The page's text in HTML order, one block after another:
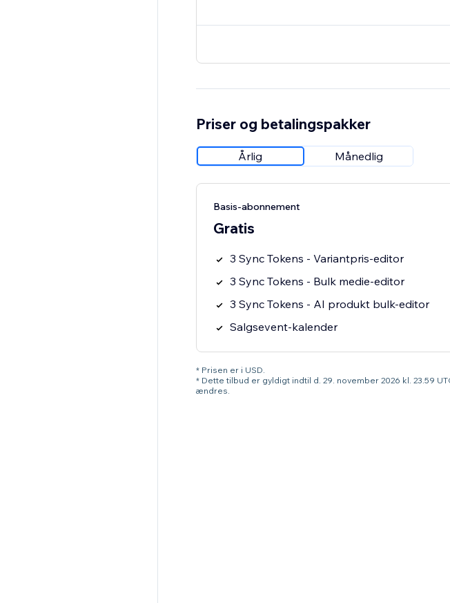
Priser og betalingspakker
Årlig Månedlig
Basis-abonnement
Gratis
3 Sync Tokens - Variantpris-editor
3 Sync Tokens - Bulk medie-editor
3 Sync Tokens - AI produkt bulk-editor
Salgsevent-kalender
* Prisen er i USD.
* Dette tilbud er gyldigt indtil d. 29. november 2026 kl. 23.59
ændres.